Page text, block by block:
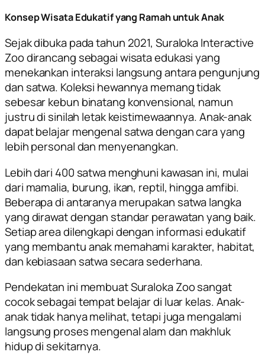
Konsep Wisata Edukatif yang Ramah untuk Anak
Sejak dibuka pada tahun 2021, Suraloka Interactive
Zoo dirancang sebagai wisata edukasi yang
menekankan interaksi langsung antara pengunjung
dan satwa. Koleksi hewannya memang tidak
sebesar kebun binatang konvensional, namun
justru di sinilah letak keistimewaannya. Anak-anak
dapat belajar mengenal satwa dengan cara yang
lebih personal dan menyenangkan.
Lebih dari 400 satwa menghuni kawasan ini, mulai
dari mamalia, burung, ikan, reptil, hingga amfibi.
Beberapa di antaranya merupakan satwa langka
yang dirawat dengan standar perawatan yang baik.
Setiap area dilengkapi dengan informasi edukatif
yang membantu anak memahami karakter, habitat,
dan kebiasaan satwa secara sederhana.
Pendekatan ini membuat Suraloka Zoo sangat
cocok sebagai tempat belajar di luar kelas. Anak-
anak tidak hanya melihat, tetapi juga mengalami
langsung proses mengenal alam dan makhluk
hidup di sekitarnya.